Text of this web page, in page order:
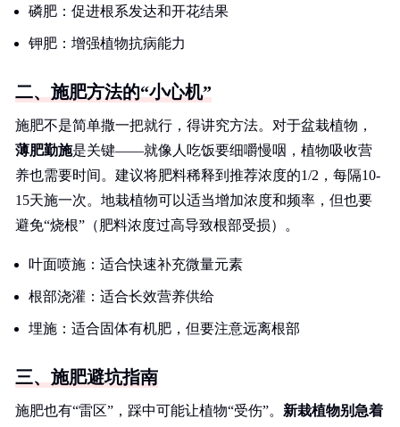
磷肥：促进根系发达和开花结果
钾肥：增强植物抗病能力
二、施肥方法的“小心机”
施肥不是简单撒一把就行，得讲究方法。对于盆栽植物，
薄肥勤施是关键——就像人吃饭要细嚼慢咽，植物吸收营
养也需要时间。建议将肥料稀释到推荐浓度的1/2，每隔10-
15天施一次。地栽植物可以适当增加浓度和频率，但也要
避免“烧根”（肥料浓度过高导致根部受损）。
叶面喷施：适合快速补充微量元素
根部浇灌：适合长效营养供给
埋施：适合固体有机肥，但要注意远离根部
三、施肥避坑指南
施肥也有“雷区”，踩中可能让植物“受伤”。 新栽植物别急着